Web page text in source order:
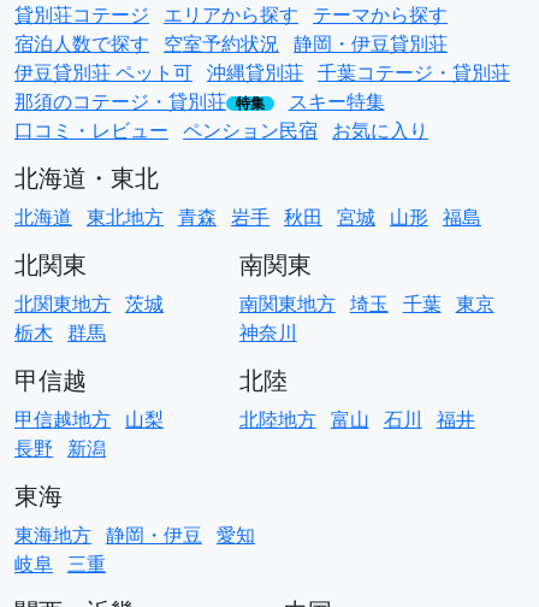
貸別荘コテージ エリアから探す
テーマから探す
宿泊人数で探す
空室予約状況 静岡・伊豆貸別荘
伊豆貸別荘 ペット可 沖縄貸別荘 千葉コテージ・貸別荘
那須のコテージ・貸別荘 特集
スキー特集
口コミ・レビュー ペンション民宿 お気に入り
北海道・東北
北海道 東北地方 青森 岩手 秋田 宮城 山形 福島
北関東
北関東地方 茨城
栃木 群馬
南関東
南関東地方 埼玉 千葉 東京
神奈川
甲信越
甲信越地方 山梨
長野
新潟
北陸
北陸地方 富山 石川 福井
東海
東海地方 静岡・伊豆 愛知
岐阜 三重